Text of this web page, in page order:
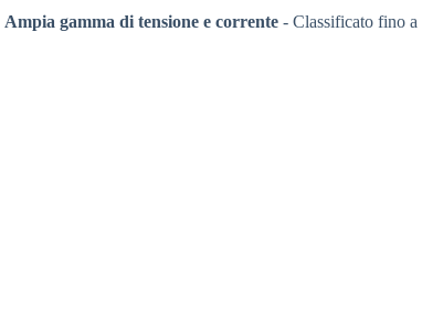
Ampia gamma di tensione e corrente - Classificato fino a